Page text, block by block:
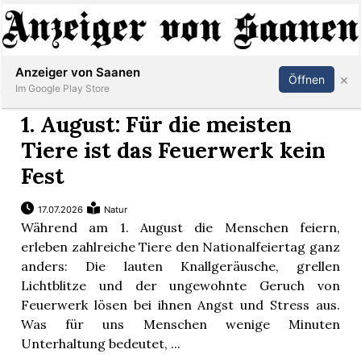
Events
Abonnieren Anmelden
1. August: Für die meisten
Tiere ist das Feuerwerk kein
Fest
17.07.2026 Natur
Während am 1. August die Menschen feiern,
erleben zahlreiche Tiere den Nationalfeiertag ganz
anders: Die lauten Knallgeräusche, grellen
Lichtblitze und der ungewohnte Geruch von
Feuerwerk lösen bei ihnen Angst und Stress aus.
Was für uns Menschen wenige Minuten
Unterhaltung bedeutet, ...
Anzeiger von Saanen
Im Google Play Store
Öffnen ×